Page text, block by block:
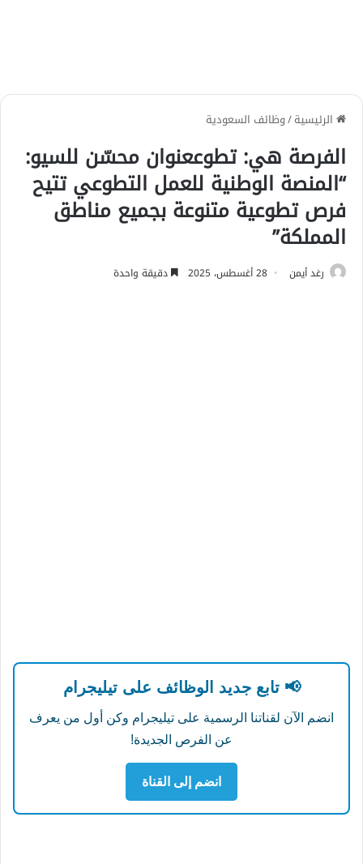
الرئيسية/وظائف السعودية
الفرصة هي: تطوععنوان محسّن للسيو:
“المنصة الوطنية للعمل التطوعي تتيح
فرص تطوعية متنوعة بجميع مناطق
المملكة”
رغد أيمن 28 أغسطس، 2025 دقيقة واحدة
📢 تابع جديد الوظائف على تيليجرام
انضم الآن لقناتنا الرسمية على تيليجرام وكن أول من يعرف
عن الفرص الجديدة!
انضم إلى القناة